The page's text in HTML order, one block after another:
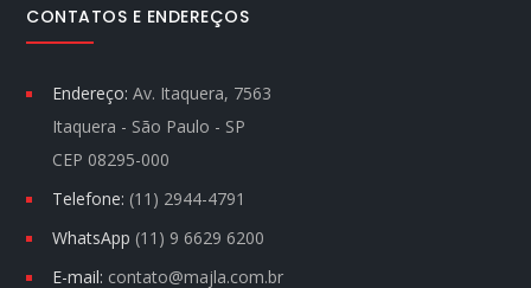
CONTATOS E ENDEREÇOS
Endereço: Av. Itaquera, 7563
Itaquera - São Paulo - SP
CEP 08295-000
Telefone: (11) 2944-4791
WhatsApp (11) 9 6629 6200
E-mail: contato@majla.com.br